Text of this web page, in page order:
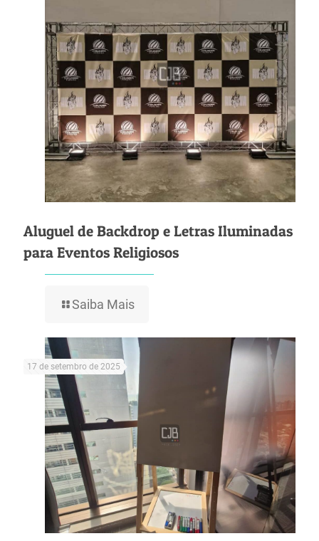
Aluguel de Backdrop e Letras Iluminadas
para Eventos Religiosos
Saiba Mais
17 de setembro de 2025